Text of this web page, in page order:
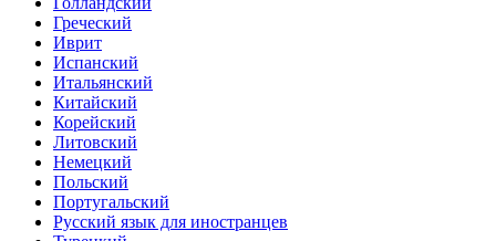
Греческий
Иврит
Испанский
Итальянский
Китайский
Корейский
Литовский
Немецкий
Польский
Португальский
Русский язык для иностранцев